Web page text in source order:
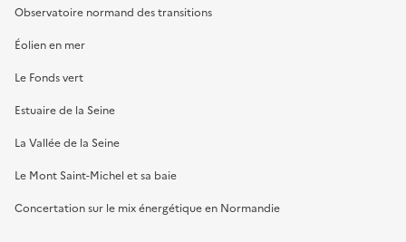
Observatoire normand des transitions
Éolien en mer
Le Fonds vert
Estuaire de la Seine
La Vallée de la Seine
Le Mont Saint-Michel et sa baie
Concertation sur le mix énergétique en Normandie